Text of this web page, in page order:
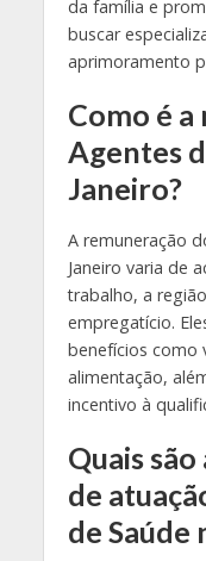
da família e
buscar
aprimoramento
Como é
Agentes
Janeiro?
A remuneração
Janeiro varia de
trabalho, a
empregatício.
benefícios como
alimentação,
incentivo à
Quais
de
de Saúde